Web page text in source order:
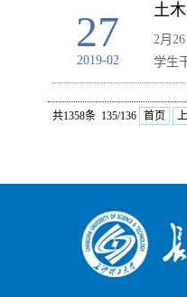
27
2019-02
土
2月
学生
共1358条 135/136 首页